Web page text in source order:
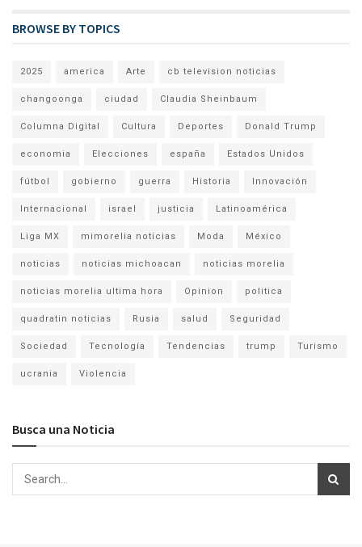
BROWSE BY TOPICS
2025 america Arte cb television noticias
changoonga ciudad Claudia Sheinbaum
Columna Digital Cultura Deportes Donald Trump
economia Elecciones españa Estados Unidos
fútbol gobierno guerra Historia Innovación
Internacional israel justicia Latinoamérica
Liga MX mimorelia noticias Moda México
noticias noticias michoacan noticias morelia
noticias morelia ultima hora Opinion politica
quadratin noticias Rusia salud Seguridad
Sociedad Tecnología Tendencias trump Turismo
ucrania Violencia
Busca una Noticia